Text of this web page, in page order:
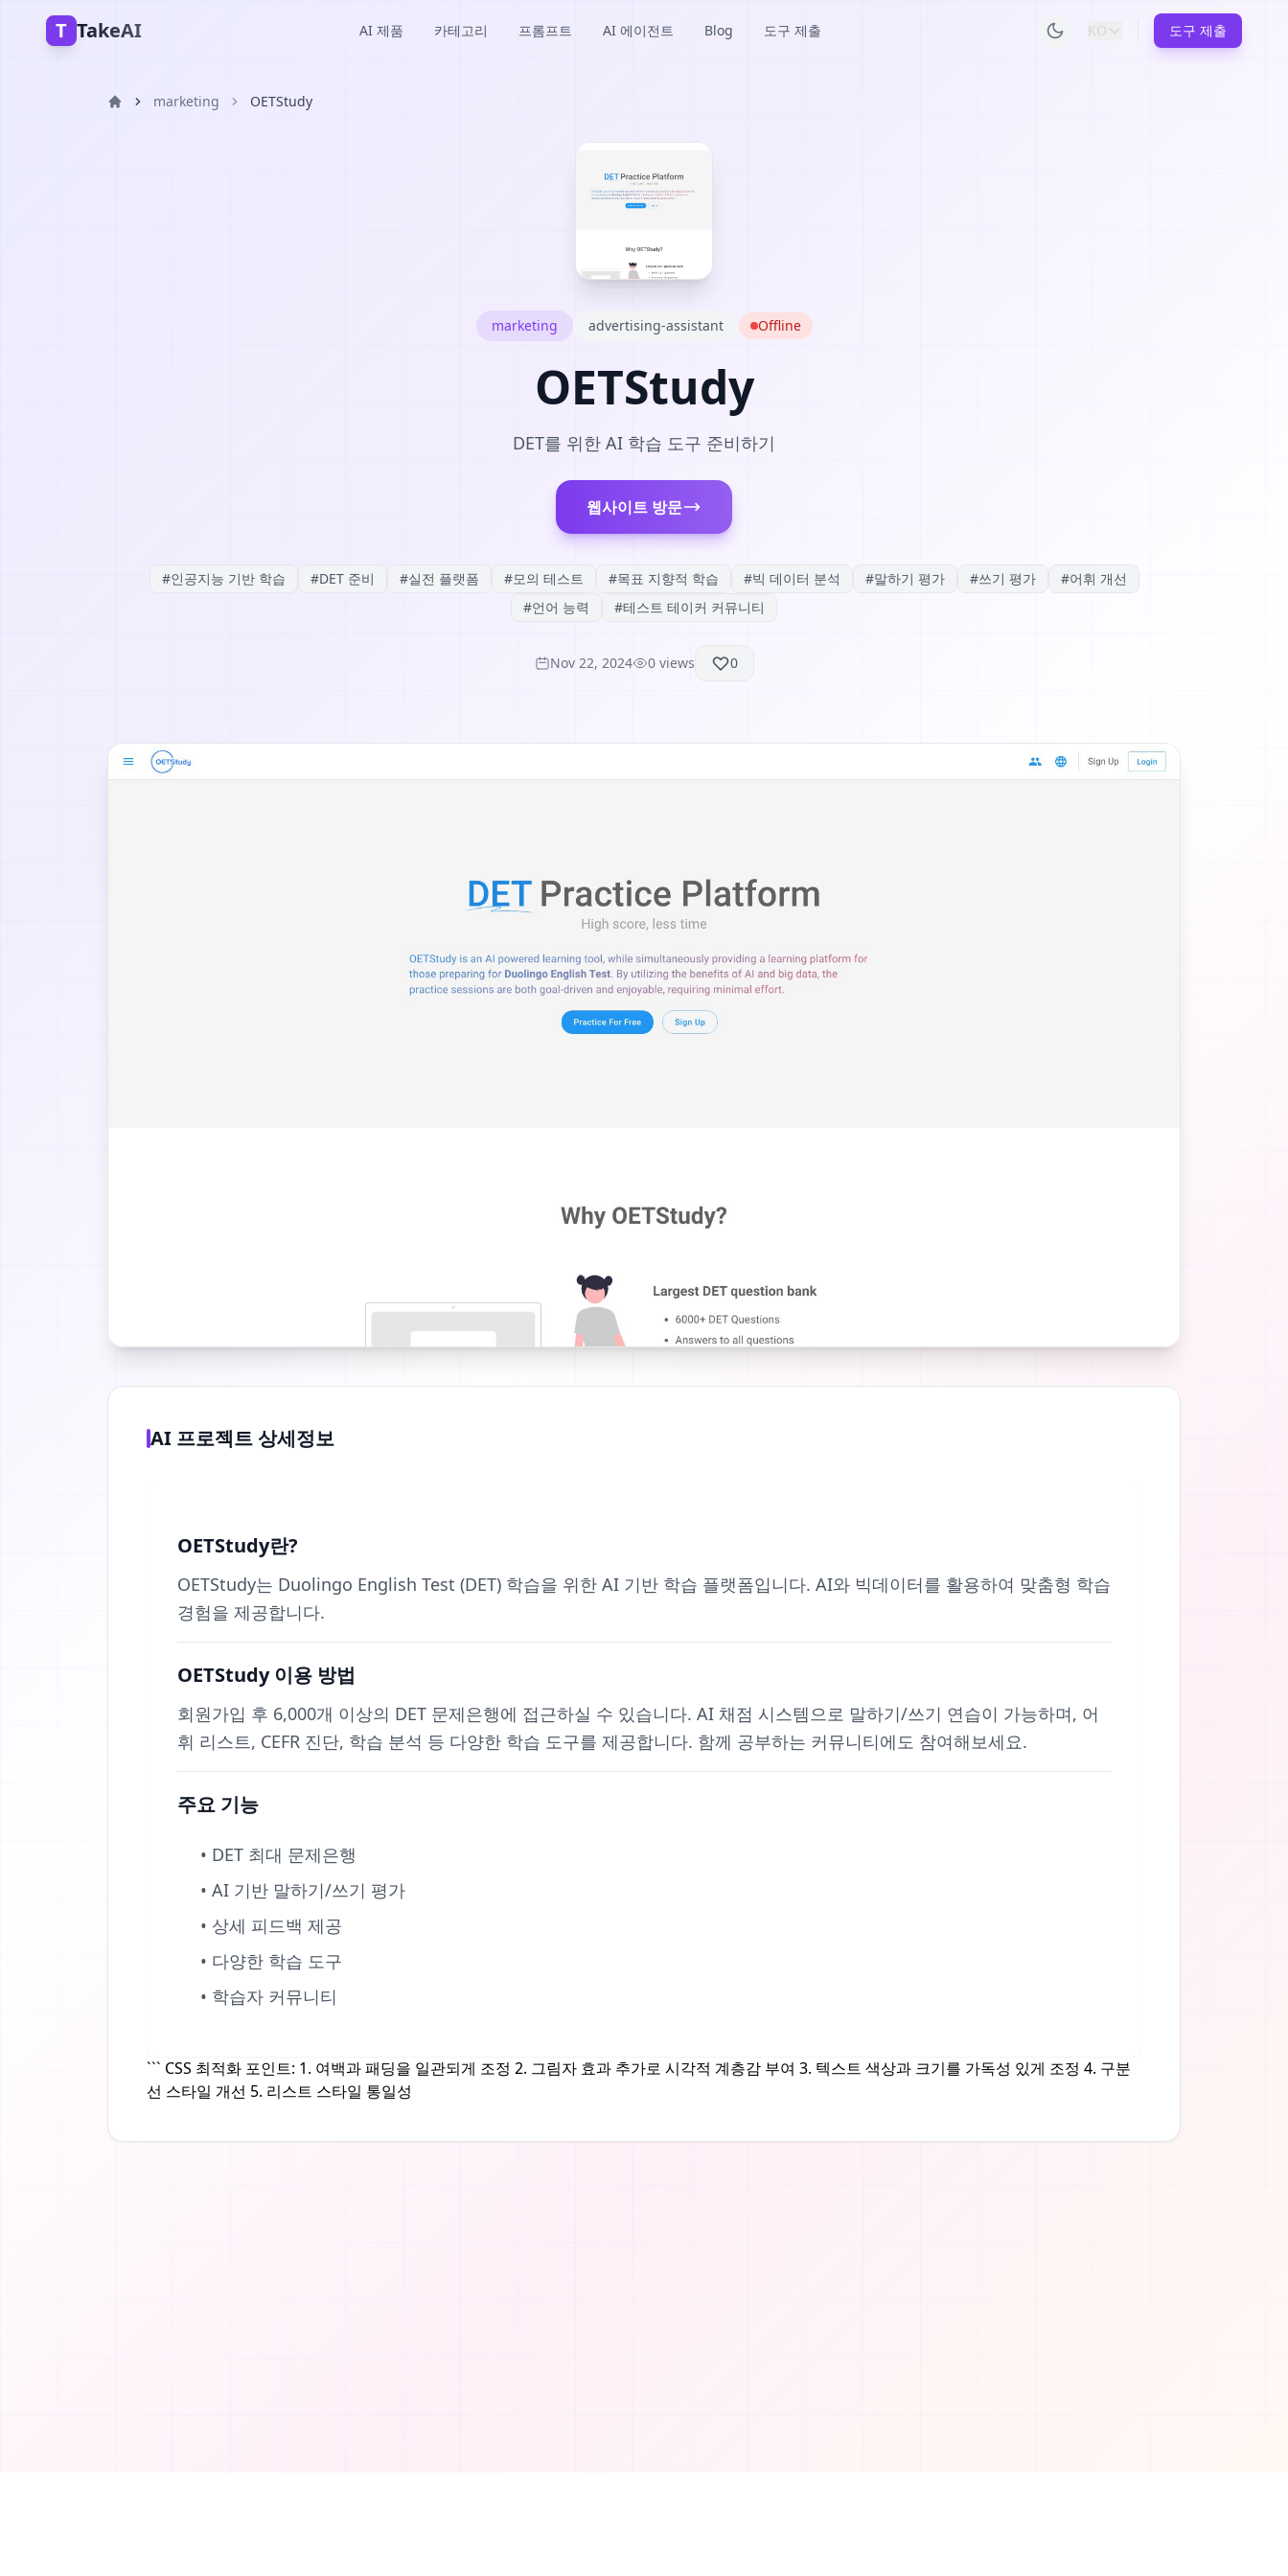
T TakeAI AI 제품 카테고리 프롬프트 AI 에이전트 Blog 도구 제출 KO 도구 제출
marketing OETStudy
marketing advertising-assistant Offline
OETStudy
DET를 위한 AI 학습 도구 준비하기
웹사이트 방문
#인공지능 기반 학습 #DET 준비 #실전 플랫폼 #모의 테스트 #목표 지향적 학습 #빅 데이터 분석 #말하기 평가 #쓰기 평가 #어휘 개선
#언어 능력 #테스트 테이커 커뮤니티
Nov 22, 2024 0views 0
AI 프로젝트 상세정보
OETStudy란?
OETStudy는 Duolingo English Test (DET) 학습을 위한 AI 기반 학습 플랫폼입니다. AI와 빅데이터를 활용하여 맞춤형 학습
경험을 제공합니다.
OETStudy 이용 방법
회원가입 후 6,000개 이상의 DET 문제은행에 접근하실 수 있습니다. AI 채점 시스템으로 말하기/쓰기 연습이 가능하며, 어
휘 리스트, CEFR 진단, 학습 분석 등 다양한 학습 도구를 제공합니다. 함께 공부하는 커뮤니티에도 참여해보세요.
주요 기능
• DET 최대 문제은행
• AI 기반 말하기/쓰기 평가
• 상세 피드백 제공
• 다양한 학습 도구
• 학습자 커뮤니티
``` CSS 최적화 포인트: 1. 여백과 패딩을 일관되게 조정 2. 그림자 효과 추가로 시각적 계층감 부여 3. 텍스트 색상과 크기를 가독성 있게 조정 4. 구분
선 스타일 개선 5. 리스트 스타일 통일성